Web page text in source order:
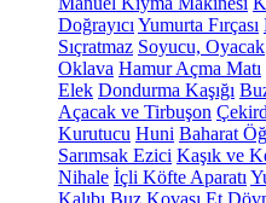
Doğrayıcı Yumurta Fırçası
Sıçratmaz Soyucu, Oyacak
Oklava Hamur Açma Matı
Elek Dondurma Kaşığı
Açacak ve Tirbuşon
Kurutucu Huni Baharat
Sarımsak Ezici Kaşık ve
Nihale İçli Köfte Aparatı
Kalıbı Buz Kovası Et